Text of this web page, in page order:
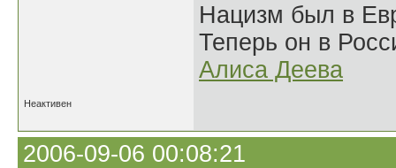
Нацизм был в
Теперь он в
Алиса Деева
Неактивен
2006-09-06 00:08:21